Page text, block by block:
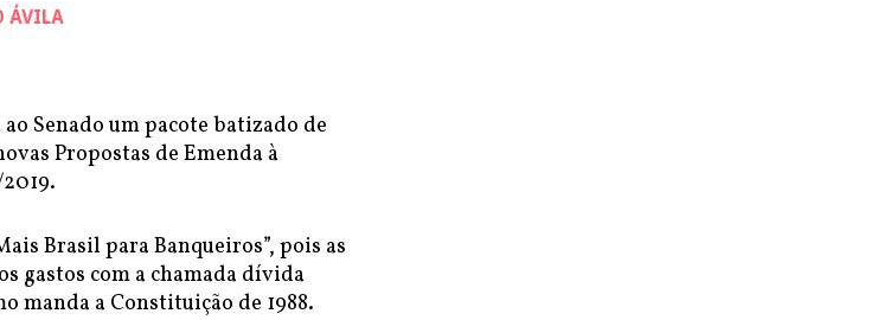
ÁVILA
Senado um pacote batizado de
Propostas de Emenda à
Brasil para Banqueiros”, pois as
gastos com a chamada dívida
manda a Constituição de 1988.